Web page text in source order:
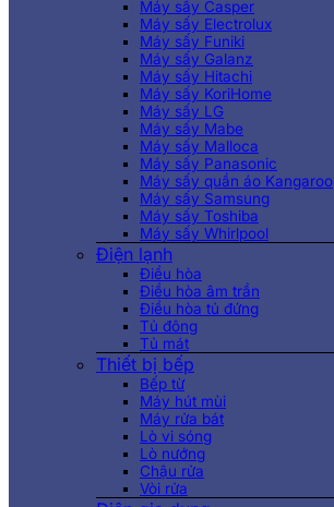
Máy sấy Casper
Máy sấy Electrolux
Máy sấy Funiki
Máy sấy Galanz
Máy sấy Hitachi
Máy sấy KoriHome
Máy sấy LG
Máy sấy Mabe
Máy sấy Malloca
Máy sấy Panasonic
Máy sấy quần áo Kangaroo
Máy sấy Samsung
Máy sấy Toshiba
Máy sấy Whirlpool
Điện lạnh
Điều hòa
Điều hòa âm trần
Điều hòa tủ đứng
Tủ đông
Tủ mát
Thiết bị bếp
Bếp từ
Máy hút mùi
Máy rửa bát
Lò vi sóng
Lò nướng
Chậu rửa
Vòi rửa